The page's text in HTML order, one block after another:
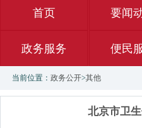
首页 要闻
政务服务 便民
当前位置： 政务公开>其他
北京市卫